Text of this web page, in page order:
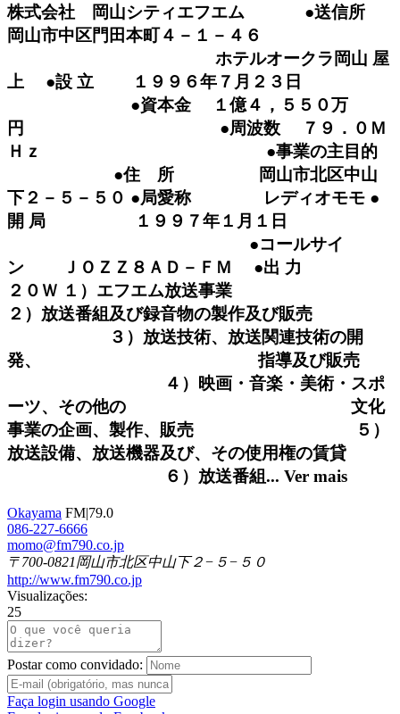
株式会社 岡山シティエフエム ●送信所
岡山市中区門田本町４－１－４６
ホテルオークラ岡山 屋
上 ●設 立 １９９６年７月２３日
●資本金 １億４，５５０万
円 ●周波数 ７９．０Ｍ
Ｈｚ ●事業の主目的
●住 所 岡山市北区中山
下２－５－５０ ●局愛称 レディオモモ ●
開 局 １９９７年１月１日
●コールサイ
ン ＪＯＺＺ８ＡＤ－ＦＭ ●出 力
２０Ｗ １）エフエム放送事業
２）放送番組及び録音物の製作及び販売
３）放送技術、放送関連技術の開
発、 指導及び販売
４）映画・音楽・美術・スポ
ーツ、その他の 文化
事業の企画、製作、販売 ５）
放送設備、放送機器及び、その使用権の賃貸
６）放送番組... Ver mais
Okayama FM|79.0
086-227-6666
momo@fm790.co.jp
〒700-0821岡山市北区中山下２−５−５０
http://www.fm790.co.jp
Visualizações:
25
Postar como convidado:
Faça login usando Google